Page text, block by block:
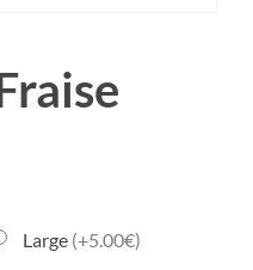
Large (+5.00€)